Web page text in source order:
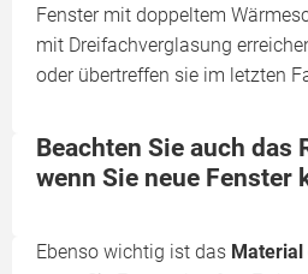
Fenster mit doppeltem
mit Dreifachverglasung
oder übertreffen sie im letzten
Beachten Sie auch das
wenn Sie neue Fenster
Ebenso wichtig ist das Material